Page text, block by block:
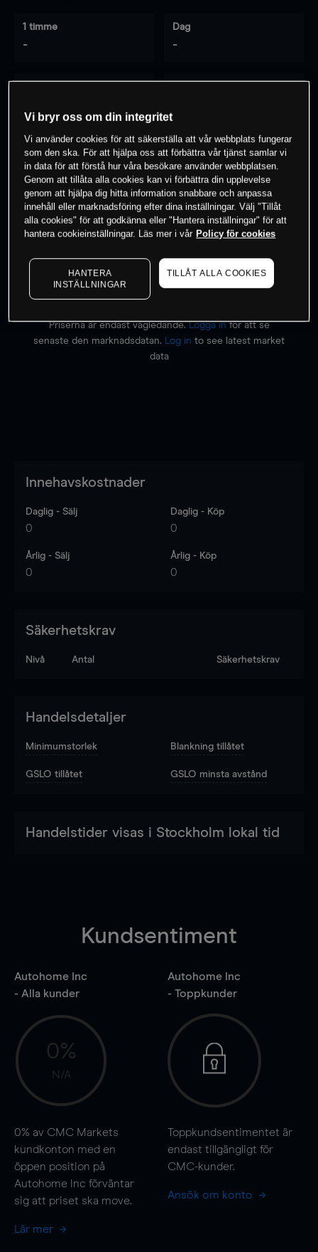
1 timme
-
Dag
-
0% av kunderna har en position i detta
instrument
Börja handla
Priserna är endast vägledande.Logga inför att se
senaste den marknadsdatan.
Log in to see latest market
data
Innehavskostnader
Daglig - Sälj
0
Daglig - Köp
0
Årlig - Sälj
0
Årlig - Köp
0
Säkerhetskrav
Nivå Antal Säkerhetskrav
Handelsdetaljer
Minimumstorlek Blankning tillåtet
GSLO tillåtet GSLO minsta avstånd
Handelstider visas i Stockholm lokal tid
Kundsentiment
Autohome Inc
- Alla kunder
0%
N/A
0% av CMC Markets
kundkonton med en
öppen position på
Autohome Inc förväntar
sig att priset ska move.
Lär mer
Autohome Inc
- Toppkunder
Toppkundsentimentet är
endast tillgängligt för
CMC-kunder.
Ansök om konto
Vi bryr oss om din integritet
Vi använder cookies för att säkerställa att vår webbplats fungerar
som den ska. För att hjälpa oss att förbättra vår tjänst samlar vi
in data för att förstå hur våra besökare använder webbplatsen.
Genom att tillåta alla cookies kan vi förbättra din upplevelse
genom att hjälpa dig hitta information snabbare och anpassa
innehåll eller marknadsföring efter dina inställningar. Välj "Tillåt
alla cookies" för att godkänna eller "Hantera inställningar" för att
hantera cookieinställningar. Läs mer i vår Policy för cookies
HANTERA
INSTÄLLNINGAR
TILLÅT ALLA COOKIES